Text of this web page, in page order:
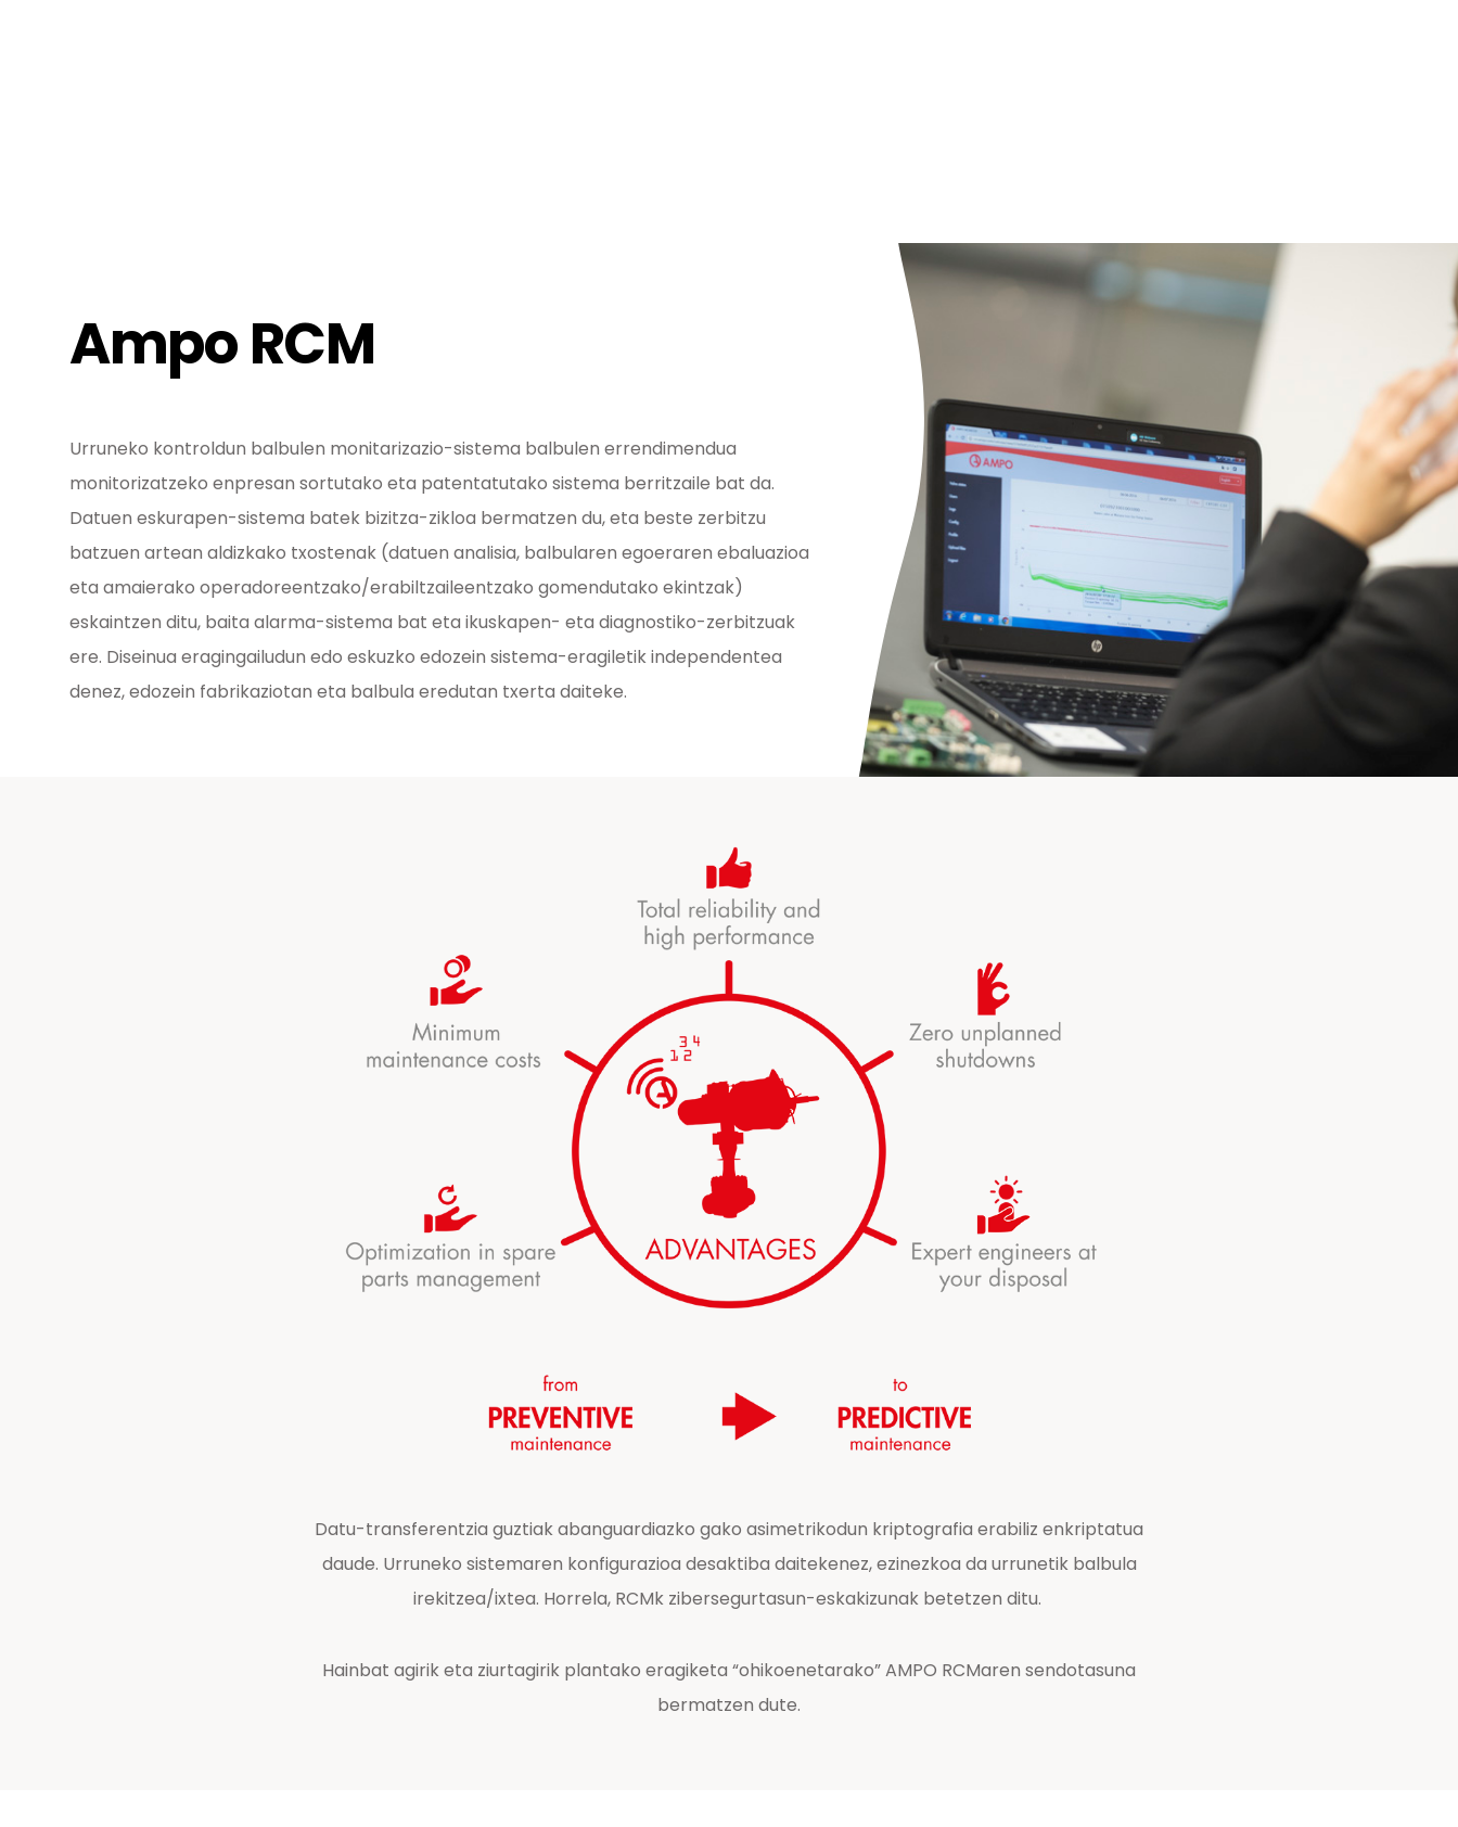
Ampo RCM
Urruneko kontroldun balbulen monitarizazio-sistema balbulen errendimendua
monitorizatzeko enpresan sortutako eta patentatutako sistema berritzaile bat da.
Datuen eskurapen-sistema batek bizitza-zikloa bermatzen du, eta beste zerbitzu
batzuen artean aldizkako txostenak (datuen analisia, balbularen egoeraren ebaluazioa
eta amaierako operadoreentzako/erabiltzaileentzako gomendutako ekintzak)
eskaintzen ditu, baita alarma-sistema bat eta ikuskapen- eta diagnostiko-zerbitzuak
ere. Diseinua eragingailudun edo eskuzko edozein sistema-eragiletik independentea
denez, edozein fabrikaziotan eta balbula eredutan txerta daiteke.
Datu-transferentzia guztiak abanguardiazko gako asimetrikodun kriptografia erabiliz enkriptatua
daude. Urruneko sistemaren konfigurazioa desaktiba daitekenez, ezinezkoa da urrunetik balbula
irekitzea/ixtea. Horrela, RCMk zibersegurtasun-eskakizunak betetzen ditu.
Hainbat agirik eta ziurtagirik plantako eragiketa “ohikoenetarako” AMPO RCMaren sendotasuna
bermatzen dute.